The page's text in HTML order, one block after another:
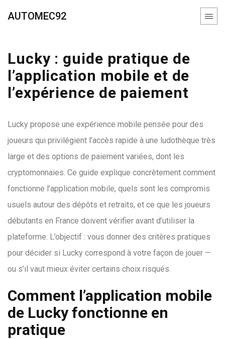
AUTOMEC92
Lucky : guide pratique de
l’application mobile et de
l’expérience de paiement
Lucky propose une expérience mobile pensée pour des
joueurs qui privilégient l’accès rapide à une ludothèque très
large et des options de paiement variées, dont les
cryptomonnaies. Ce guide explique concrètement comment
fonctionne l’application mobile, quels sont les compromis
usuels autour des dépôts et retraits, et ce que les joueurs
débutants en France doivent vérifier avant d’utiliser la
plateforme. L’objectif : vous donner des critères pratiques
pour décider si Lucky correspond à votre façon de jouer —
ou s’il vaut mieux éviter certains choix risqués.
Comment l’application mobile
de Lucky fonctionne en
pratique